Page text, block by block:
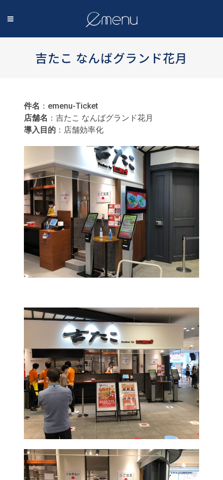
吉たこ なんばグランド花月
件名 ：emenu-Ticket
店舗名 ：吉たこ なんばグランド花月
導入目的：店舗効率化